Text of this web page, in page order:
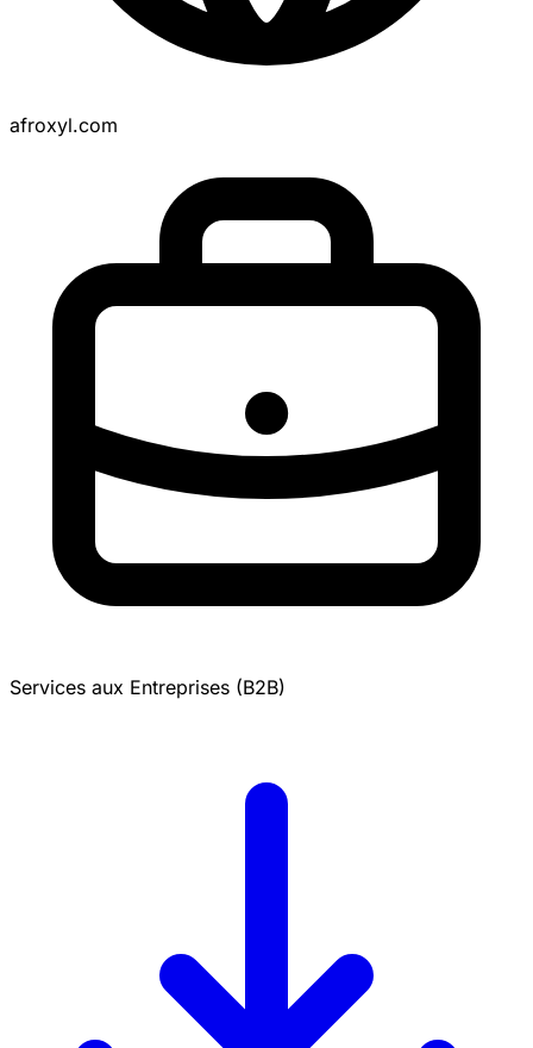
afroxyl.com
Services aux Entreprises (B2B)